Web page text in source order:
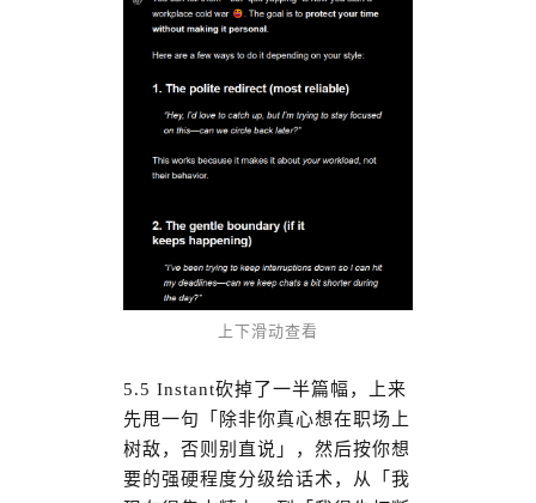
上下滑动查看
5.5 Instant砍掉了一半篇幅，上来
先甩一句「除非你真心想在职场上
树敌，否则别直说」，然后按你想
要的强硬程度分级给话术，从「我